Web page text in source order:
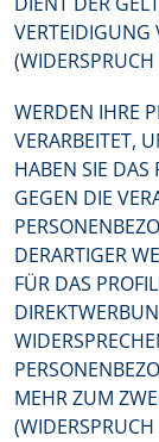
VERTEIDIGUNG
WERDEN IHRE
VERARBEITET,
HABEN SIE DAS
GEGEN DIE
DERARTIGER
FÜR DAS
MEHR ZUM